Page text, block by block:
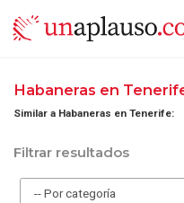
Habaneras en
Similar a Habaneras en Tenerife:
Filtrar resultados